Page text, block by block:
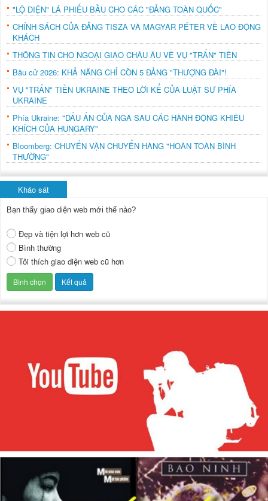
"LỘ DIỆN" LÁ PHIẾU BẦU CHO CÁC "ĐẢNG TOÀN QUỐC"
CHÍNH SÁCH CỦA ĐẢNG TISZA VÀ MAGYAR PÉTER VỀ LAO ĐỘNG
KHÁCH
THÔNG TIN CHO NGOẠI GIAO CHÂU ÂU VỀ VỤ "TRẤN" TIỀN
Bầu cử 2026: KHẢ NĂNG CHỈ CÒN 5 ĐẢNG "THƯỢNG ĐÀI"!
VỤ "TRẤN" TIỀN UKRAINE THEO LỜI KỂ CỦA LUẬT SƯ PHÍA
UKRAINE
Phía Ukraine: "DẤU ẤN CỦA NGA SAU CÁC HÀNH ĐỘNG KHIÊU
KHÍCH CỦA HUNGARY"
Bloomberg: CHUYẾN VẬN CHUYỂN HÀNG "HOÀN TOÀN BÌNH
THƯỜNG"
Khảo sát
Bạn thấy giao diện web mới thế nào?
Đẹp và tiện lợi hơn web cũ
Bình thường
Tôi thích giao diện web cũ hơn